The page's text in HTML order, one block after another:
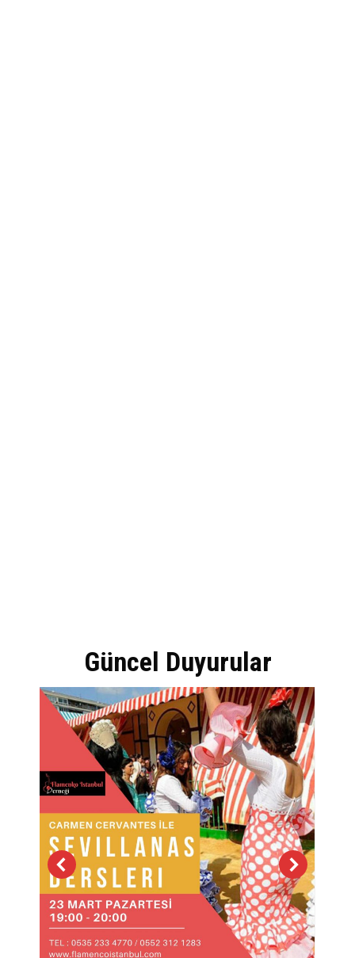
Güncel Duyurular